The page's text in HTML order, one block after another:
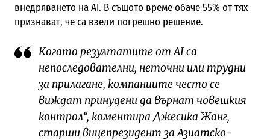
внедряването на AI. В същото време обаче 55% от тях
признават, че са взели погрешно решение.
Когато резултатите от AI са
непоследователни, неточни или трудни
за прилагане, компаниите често се
виждат принудени да върнат човешкия
контрол“, коментира Джесика Жанг,
старши вицепрезидент за Азиатско-